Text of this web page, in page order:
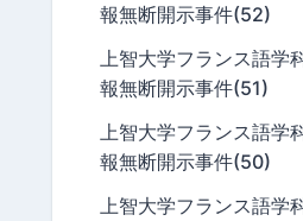
報無断開示事件(52)
上智大学フランス語学
報無断開示事件(51)
上智大学フランス語学
報無断開示事件(50)
上智大学フランス語学